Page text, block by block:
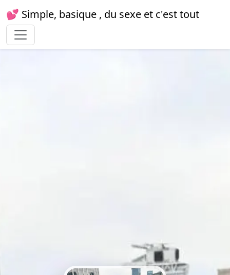
💕 Simple, basique , du sexe et c'est tout